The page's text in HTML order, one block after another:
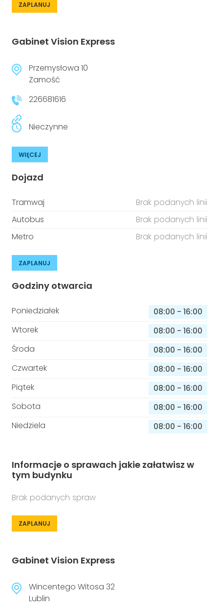
ZAPLANUJ
Gabinet Vision Express
Przemysłowa 10
Zamość
226681616
Nieczynne
WIĘCEJ
Dojazd
Tramwaj
Brak podanych linii
Autobus
Brak podanych linii
Metro
Brak podanych linii
ZAPLANUJ
Godziny otwarcia
Poniedziałek 08:00 - 16:00
Wtorek
08:00 - 16:00
Środa
08:00 - 16:00
Czwartek
08:00 - 16:00
Piątek
08:00 - 16:00
Sobota
08:00 - 16:00
Niedziela
08:00 - 16:00
Informacje o sprawach jakie załatwisz w
tym budynku
Brak podanych spraw
ZAPLANUJ
Gabinet Vision Express
Wincentego Witosa 32
Lublin